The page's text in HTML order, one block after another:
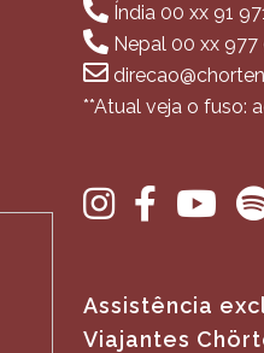
Índia 00 xx 91
Nepal 00 xx 977
**Atual veja o fuso:
Assistência
Viajantes